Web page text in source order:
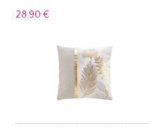
28.90 €